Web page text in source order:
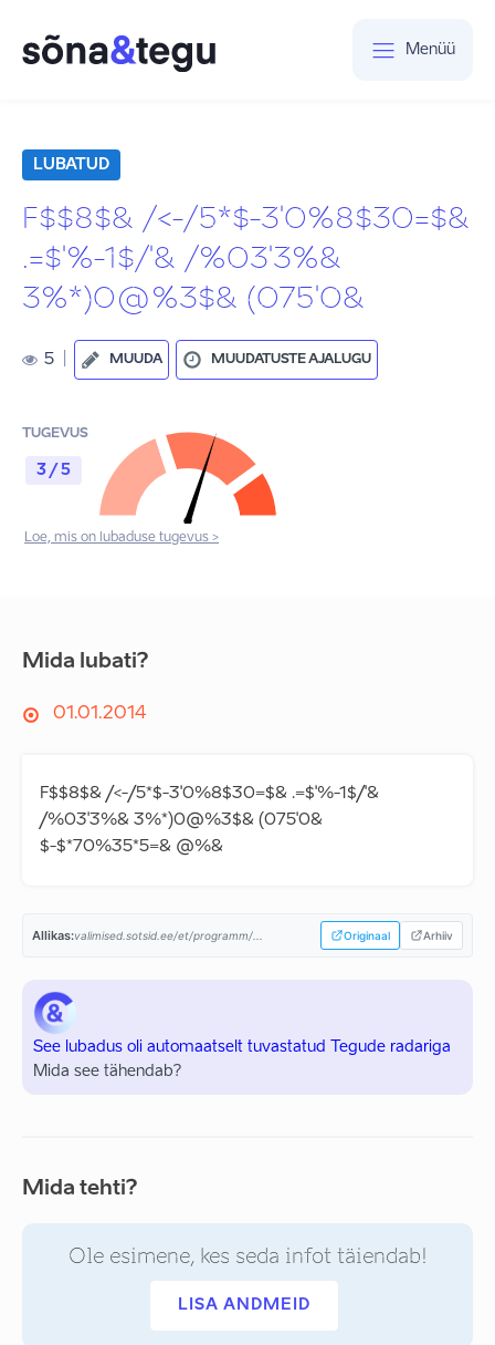
Menüü
LUBATUD
F$$8$& /<-/5*$-3'0%8$30=$&
.=$'%-1$/'& /%03'3%&
3%*)0@%3$& (075'0&
5 MUUDA MUUDATUSTE AJALUGU
TUGEVUS
3 / 5
Loe, mis on lubaduse tugevus >
Mida lubati?
01.01.2014
F$$8$& /<-/5*$-3'0%8$30=$& .=$'%-1$/'&
/%03'3%& 3%*)0@%3$& (075'0&
$-$*70%35*5=& @%&
Allikas:valimised.sotsid.ee/et/programm/... Originaal Arhiiv
See lubadus oli automaatselt tuvastatud Tegude radariga
Mida see tähendab?
Mida tehti?
Ole esimene, kes seda infot täiendab!
LISA ANDMEID